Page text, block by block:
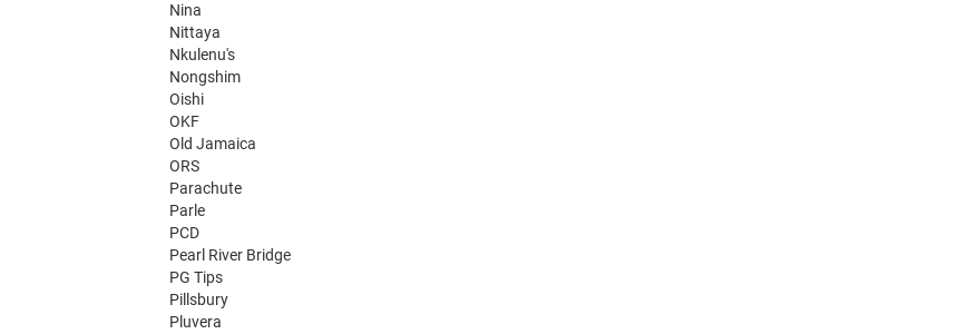
Nina
Nittaya
Nkulenu's
Nongshim
Oishi
OKF
Old Jamaica
ORS
Parachute
Parle
PCD
Pearl River Bridge
PG Tips
Pillsbury
Pluvera